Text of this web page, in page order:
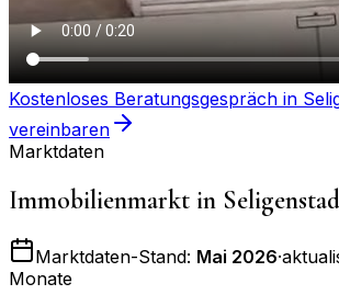
Kostenloses Beratungsgespräch in
vereinbaren
Marktdaten
Immobilienmarkt in
Marktdaten-Stand: Mai 2026·
Monate